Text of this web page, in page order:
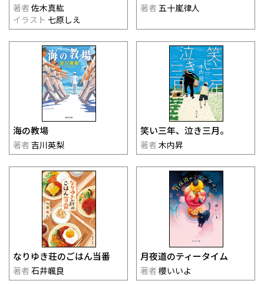
著者 佐木真紘
イラスト 七原しえ
著者 五十嵐律人
海の教場
著者 吉川英梨
笑い三年、泣き三月。
著者 木内昇
なりゆき荘のごはん当番
著者 石井颯良
月夜道のティータイム
著者 櫻いいよ